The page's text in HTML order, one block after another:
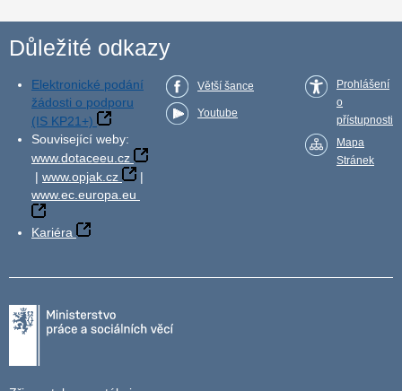
Důležité odkazy
Elektronické podání
žádosti o podporu
(IS KP21+)
Související weby:
www.dotaceeu.cz
| www.opjak.cz
|
www.ec.europa.eu
Kariéra
Větší šance
Youtube
Prohlášení
o
přístupnosti
Mapa
Stránek